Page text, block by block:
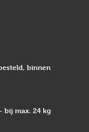
binnen
bij max. 24 kg